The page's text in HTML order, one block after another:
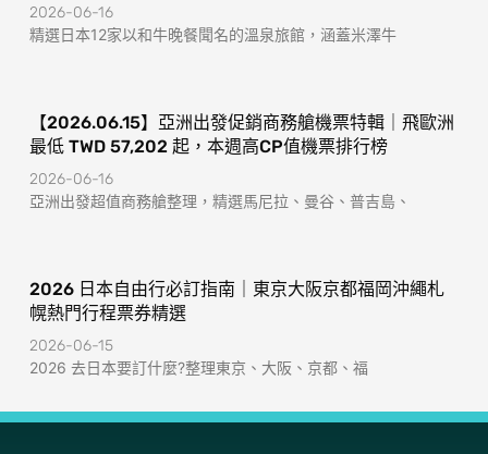
2026-06-16
精選日本12家以和牛晚餐聞名的溫泉旅館，涵蓋米澤牛
【2026.06.15】亞洲出發促銷商務艙機票特輯｜飛歐洲
最低 TWD 57,202 起，本週高CP值機票排行榜
2026-06-16
亞洲出發超值商務艙整理，精選馬尼拉、曼谷、普吉島、
2026 日本自由行必訂指南｜東京大阪京都福岡沖繩札
幌熱門行程票券精選
2026-06-15
2026 去日本要訂什麼?整理東京、大阪、京都、福